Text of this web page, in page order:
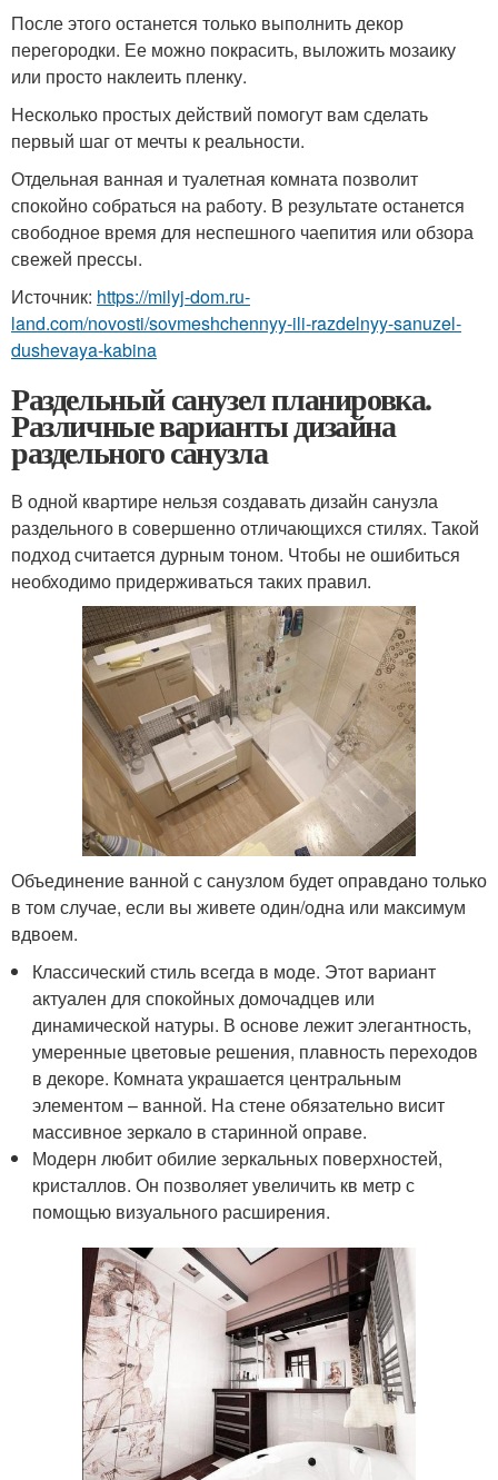
После этого останется только выполнить декор
перегородки. Ее можно покрасить, выложить мозаику
или просто наклеить пленку.
Несколько простых действий помогут вам сделать
первый шаг от мечты к реальности.
Отдельная ванная и туалетная комната позволит
спокойно собраться на работу. В результате останется
свободное время для неспешного чаепития или обзора
свежей прессы.
Источник: https://milyj-dom.ru-
land.com/novosti/sovmeshchennyy-ili-razdelnyy-sanuzel-
dushevaya-kabina
Раздельный санузел планировка.
Различные варианты дизайна
раздельного санузла
В одной квартире нельзя создавать дизайн санузла
раздельного в совершенно отличающихся стилях. Такой
подход считается дурным тоном. Чтобы не ошибиться
необходимо придерживаться таких правил.
Объединение ванной с санузлом будет оправдано только
в том случае, если вы живете один/одна или максимум
вдвоем.
Классический стиль всегда в моде. Этот вариант
актуален для спокойных домочадцев или
динамической натуры. В основе лежит элегантность,
умеренные цветовые решения, плавность переходов
в декоре. Комната украшается центральным
элементом – ванной. На стене обязательно висит
массивное зеркало в старинной оправе.
Модерн любит обилие зеркальных поверхностей,
кристаллов. Он позволяет увеличить кв метр с
помощью визуального расширения.